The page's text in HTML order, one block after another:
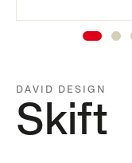
DAVID DESIGN
Skift